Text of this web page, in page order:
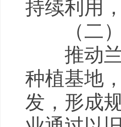
持续利用
（二）
推动兰
种植基地
发，形成